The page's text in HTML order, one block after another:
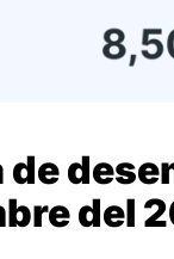
de
del